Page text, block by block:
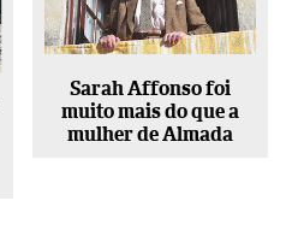
Sarah Affonso foi
muito mais do que a
mulher de Almada